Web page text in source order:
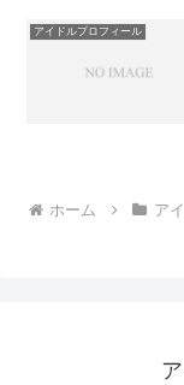
アイドルプロフィール
ホーム ア